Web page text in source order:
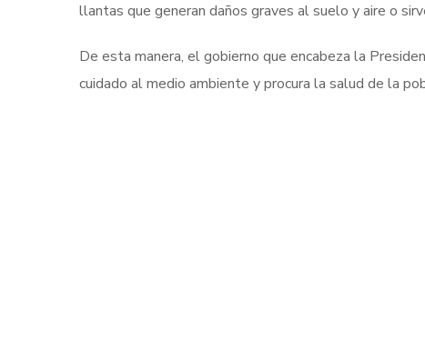
llantas que generan daños graves al suelo y aire o
De esta manera, el gobierno que encabeza la
cuidado al medio ambiente y procura la salud de la